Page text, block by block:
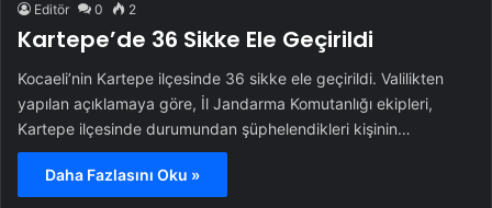
Editör 0 2
Kartepe’de 36 Sikke Ele Geçirildi
Kocaeli’nin Kartepe ilçesinde 36 sikke ele geçirildi. Valilikten
yapılan açıklamaya göre, İl Jandarma Komutanlığı ekipleri,
Kartepe ilçesinde durumundan şüphelendikleri kişinin…
Daha Fazlasını Oku »